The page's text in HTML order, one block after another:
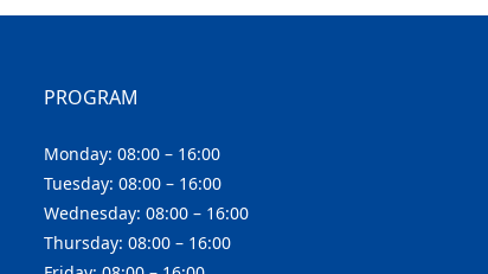
PROGRAM
Monday: 08:00 – 16:00
Tuesday: 08:00 – 16:00
Wednesday: 08:00 – 16:00
Thursday: 08:00 – 16:00